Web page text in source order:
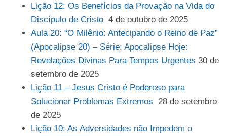
Lição 12: Os Benefícios da Provação na Vida do
Discípulo de Cristo 4 de outubro de 2025
Aula 20: “O Milênio: Antecipando o Reino de Paz”
(Apocalipse 20) – Série: Apocalipse Hoje:
Revelações Divinas Para Tempos Urgentes 30 de
setembro de 2025
Lição 11 – Jesus Cristo é Poderoso para
Solucionar Problemas Extremos
28 de setembro
de 2025
Lição 10: As Adversidades não Impedem o